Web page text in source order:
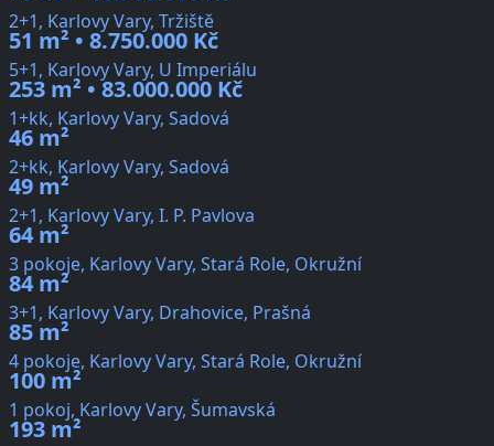
2+1, Karlovy Vary, Tržiště
51 m² • 8.750.000 Kč
5+1, Karlovy Vary, U Imperiálu
253 m² • 83.000.000 Kč
1+kk, Karlovy Vary, Sadová
46 m²
2+kk, Karlovy Vary, Sadová
49 m²
2+1, Karlovy Vary, I. P. Pavlova
64 m²
3 pokoje, Karlovy Vary, Stará Role, Okružní
84 m²
3+1, Karlovy Vary, Drahovice, Prašná
85 m²
4 pokoje, Karlovy Vary, Stará Role, Okružní
100 m²
1 pokoj, Karlovy Vary, Šumavská
193 m²